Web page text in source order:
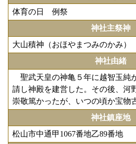
体育の日 例祭
神社主祭神
大山積神（おほやまつみのかみ）
神社由緒
聖武天皇の神亀５年に越智玉純
請し神殿を建営した。その後、河
崇敬篤かったが、いつの頃か宝物
神社鎮座地
松山市中通甲1067番地乙89番地